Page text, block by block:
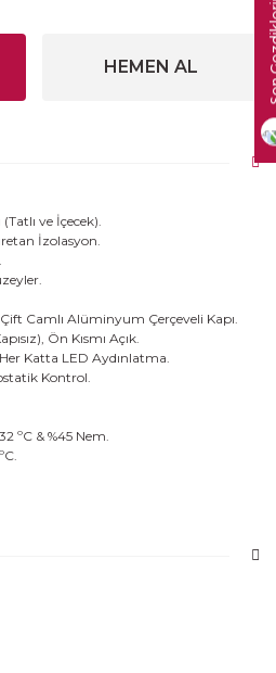
HEMEN AL
ve İçecek).
İzolasyon.
Camlı Alüminyum Çerçeveli Kapı.
Ön Kısmı Açık.
Katta LED Aydınlatma.
Kontrol.
ºC & %45 Nem.